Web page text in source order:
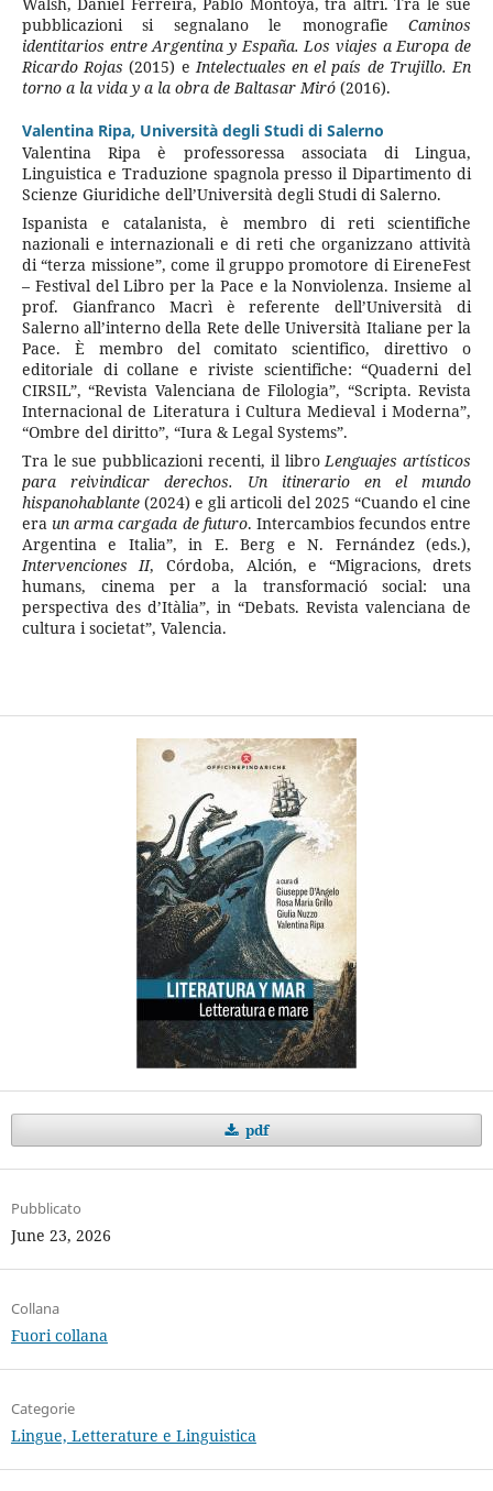
pubblicazioni si segnalano le monografieCaminos
identitarios entre Argentina y España.Los viajes a Europa de
Ricardo Rojas (2015) eIntelectuales en el país de Trujillo. En
torno a la vida y a la obra de Baltasar Miró(2016).
Valentina Ripa, Università degli Studi di Salerno
Valentina Ripa è professoressa associata di Lingua,
Linguistica e Traduzione spagnola presso il Dipartimento di
Scienze Giuridiche dell’Università degli Studi di Salerno.
Ispanista e catalanista, è membro di reti scientifiche
nazionali e internazionali e di reti che organizzano attività
di “terza missione”, come il gruppo promotore di EireneFest
– Festival del Libro per la Pace e la Nonviolenza. Insieme al
prof. Gianfranco Macrì è referente dell’Università di
Salerno all’interno della Rete delle Università Italiane per la
Pace. È membro del comitato scientifico, direttivo o
editoriale di collane e riviste scientifiche: “Quaderni del
CIRSIL”, “Revista Valenciana de Filologia”, “Scripta. Revista
Internacional de Literatura i Cultura Medieval i Moderna”,
“Ombre del diritto”, “Iura & Legal Systems”.
Tra le sue pubblicazioni recenti, il libroLenguajes artísticos
para reivindicar derechos. Un itinerario en el mundo
hispanohablante(2024) e gli articoli del 2025 “Cuando el cine
era un arma cargada de futuro. Intercambios fecundos entre
Argentina e Italia”, in E. Berg e N. Fernández (eds.),
Intervenciones II, Córdoba, Alción, e “Migracions, drets
humans, cinema per a la transformació social: una
perspectiva des d’Itàlia”, in “Debats. Revista valenciana de
cultura i societat”, Valencia.
pdf
Pubblicato
June 23, 2026
Collana
Fuori collana
Categorie
Lingue, Letterature e Linguistica